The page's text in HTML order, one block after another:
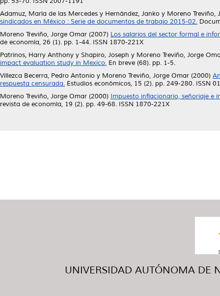
Adamuz, María de las Mercedes y Hernández, Janko y Moreno Treviño,
sindicados en México : Serie de documentos de trabajo 2015-02.
Moreno Treviño, Jorge Omar (2007) Los salarios del sector formal e
de economía, 26 (1). pp. 1-44. ISSN 1870-221X
Patrinos, Harry Anthony y Shapiro, Joseph y Moreno Treviño, Jorge
impact evaluation study in Mexico. En breve (68). pp. 1-5.
Villezca Becerra, Pedro Antonio y Moreno Treviño, Jorge Omar (2000)
respuesta censurada. Estudios económicos, 15 (2). pp. 249-280. ISSN
Moreno Treviño, Jorge Omar (2000) Impuesto inflacionario, señoriaje e
revista de economía, 19 (2). pp. 49-68. ISSN 1870-221X
UNIVERSIDAD AUTÓNOMA DE